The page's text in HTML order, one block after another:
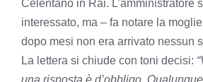
Celentano in Rai. L’amministratore
interessato, ma – fa notare la
dopo mesi non era arrivato nessun
La lettera si chiude con toni decisi:
una risposta è d’obbligo.